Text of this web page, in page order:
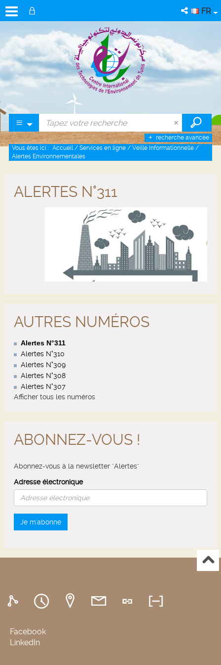
FR
recherche avancée
Vous êtes ici : Accueil / Services en ligne / Veille Informationnelle /
Alertes Environnementales
ALERTES N°311
AUTRES NUMÉROS
Alertes N°311
Alertes N°310
Alertes N°309
Alertes N°308
Alertes N°307
Afficher tous les numéros
ABONNEZ-VOUS !
Abonnez-vous à la newsletter "Alertes"
Adresse électronique
Je m'abonne
Facebook
LinkedIn